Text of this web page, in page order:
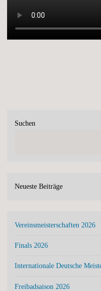
Suchen
Neueste Beiträge
Vereinsmeisterschaften 2026
Finals 2026
Internationale Deutsche
Freibadsaison 2026